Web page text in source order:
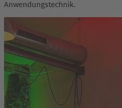
Anwendungstechnik.